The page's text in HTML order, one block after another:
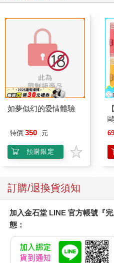
生日蛋糕，子涵可高興了。但是
給你這個生日蛋糕，但是你要做
糕哦。」姑姑說讓子涵來切蛋糕
2塊，第2刀與第1刀相交切可以
塊。問經過6次這樣呈直線的切
小朋友，你知道可以切成多少塊
如夢似幻的愛情體驗
特價 350 元
預購限定
69
訂購/退換貨須知
加入金石堂 LINE 官方帳號『
態：